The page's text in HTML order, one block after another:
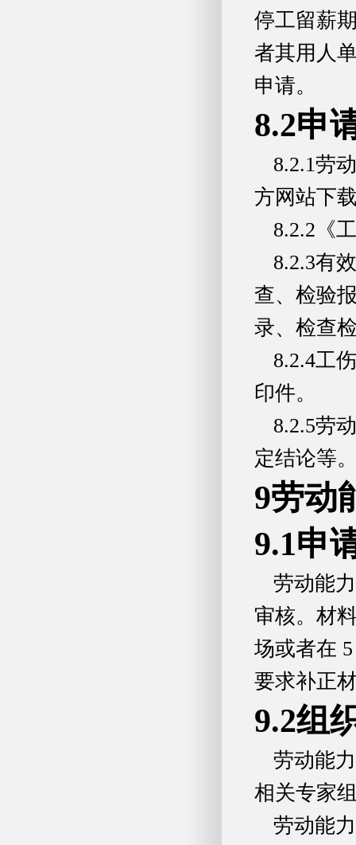
停工留薪
者其用人
申请。
8.2申
8.2.1劳
方网站下
8.2.2《
8.2.3有
查、检验
录、检查
8.2.4工
印件。
8.2.5劳
定结论等
9劳动
9.1申
劳动能
审核。材
场或者在
要求补正
9.2组
劳动能
相关专家
劳动能